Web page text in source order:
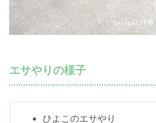
エサやりの様子
ひよこのエサやり